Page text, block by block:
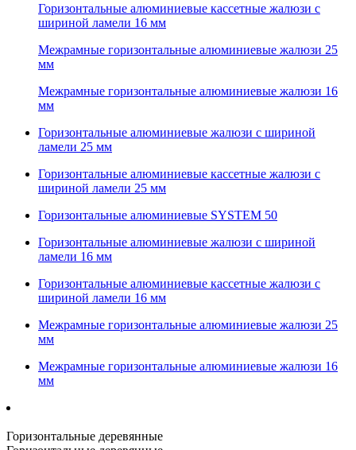
Горизонтальные алюминиевые кассетные жалюзи с
шириной ламели 16 мм
Межрамные горизонтальные алюминиевые жалюзи 25
мм
Межрамные горизонтальные алюминиевые жалюзи 16
мм
Горизонтальные алюминиевые жалюзи с шириной
ламели 25 мм
Горизонтальные алюминиевые кассетные жалюзи с
шириной ламели 25 мм
Горизонтальные алюминиевые SYSTEM 50
Горизонтальные алюминиевые жалюзи с шириной
ламели 16 мм
Горизонтальные алюминиевые кассетные жалюзи с
шириной ламели 16 мм
Межрамные горизонтальные алюминиевые жалюзи 25
мм
Межрамные горизонтальные алюминиевые жалюзи 16
мм
Горизонтальные деревянные